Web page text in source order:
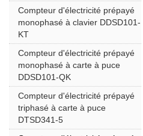
Compteur d'électricité prépayé
monophasé à clavier DDSD101-
KT
Compteur d'électricité prépayé
monophasé à carte à puce
DDSD101-QK
Compteur d'électricité prépayé
triphasé à carte à puce
DTSD341-5